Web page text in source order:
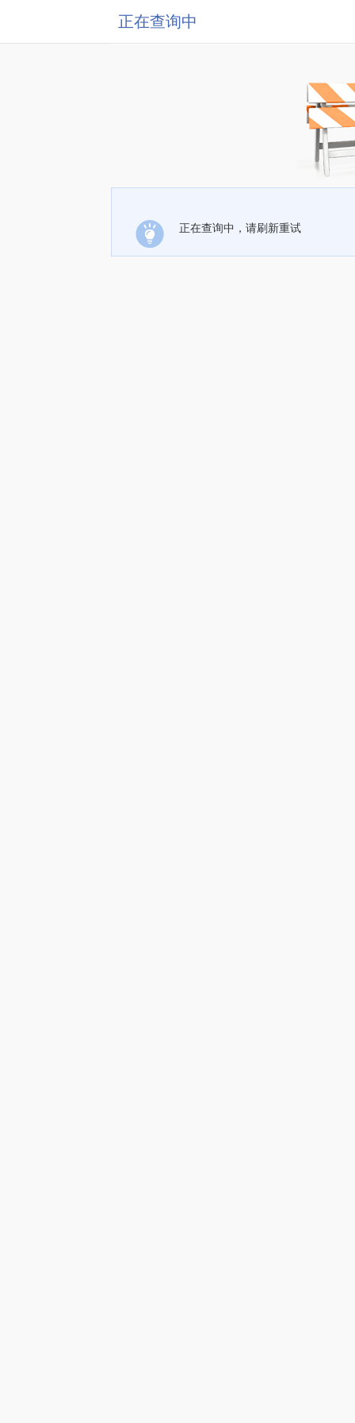
正在查询中
正在查询中，请刷新重试